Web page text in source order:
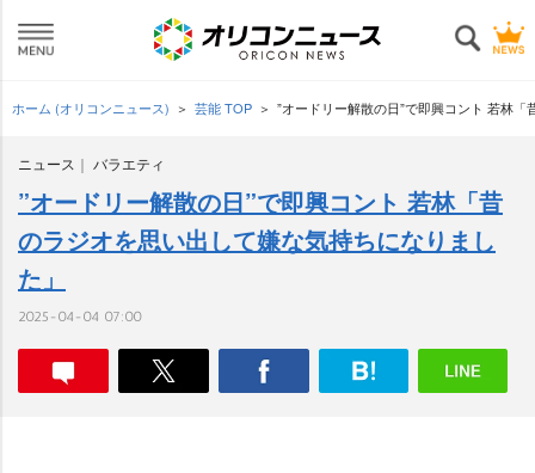
ホーム (オリコンニュース) 芸能 TOP ”オードリー解散の日”で即興コント 若林
ニュース バラエティ
”オードリー解散の日”で即興コント 若林「昔
のラジオを思い出して嫌な気持ちになりまし
た」
2025-04-04 07:00